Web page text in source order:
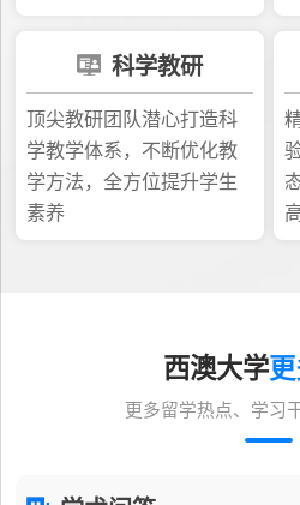
科学教研
顶尖教研团队潜心打造科
学教学体系，不断优化教
学方法，全方位提升学生
素养
西澳大学
更多留学热点、学习